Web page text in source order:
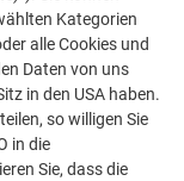
Kategorien
alle Cookies und
Daten von uns
in den USA haben.
so willigen Sie
in die
Sie, dass die